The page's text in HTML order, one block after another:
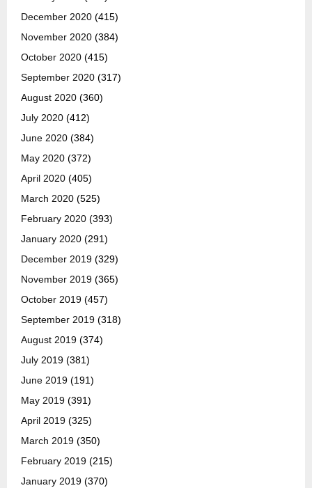
December 2020 (415)
November 2020 (384)
October 2020 (415)
September 2020 (317)
August 2020 (360)
July 2020 (412)
June 2020 (384)
May 2020 (372)
April 2020 (405)
March 2020 (525)
February 2020 (393)
January 2020 (291)
December 2019 (329)
November 2019 (365)
October 2019 (457)
September 2019 (318)
August 2019 (374)
July 2019 (381)
June 2019 (191)
May 2019 (391)
April 2019 (325)
March 2019 (350)
February 2019 (215)
January 2019 (370)